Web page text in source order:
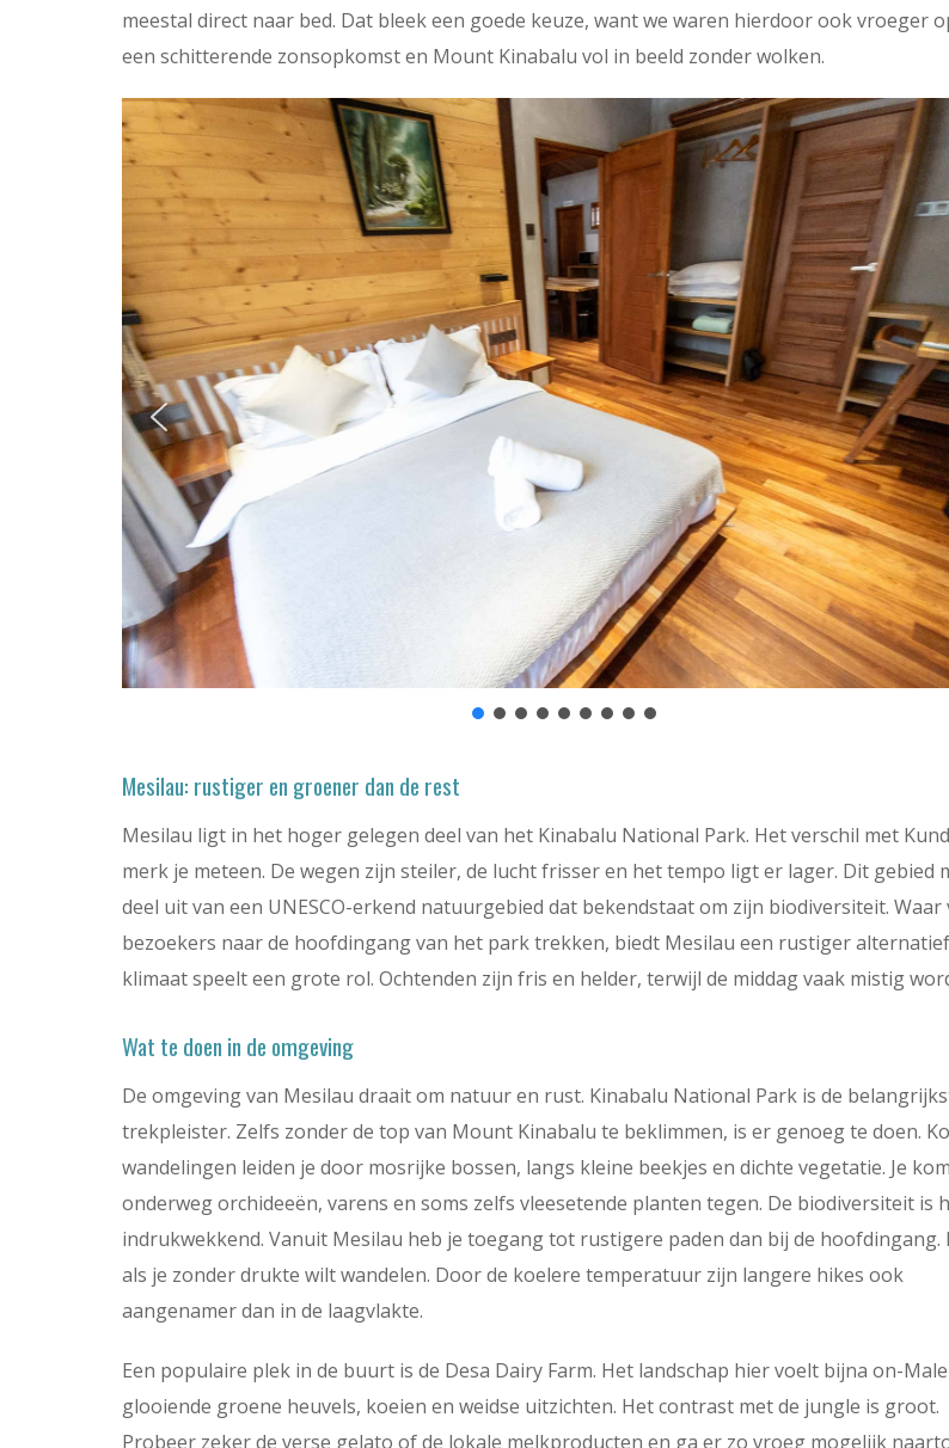
meestal direct naar bed. Dat bleek een goede keuze, want we waren hierdoor ook vroeger
een schitterende zonsopkomst en Mount Kinabalu vol in beeld zonder wolken.
Mesilau: rustiger en groener dan de rest
Mesilau ligt in het hoger gelegen deel van het Kinabalu National Park. Het verschil met
merk je meteen. De wegen zijn steiler, de lucht frisser en het tempo ligt er lager. Dit gebied
deel uit van een UNESCO-erkend natuurgebied dat bekendstaat om zijn biodiversiteit. Waar
bezoekers naar de hoofdingang van het park trekken, biedt Mesilau een rustiger
klimaat speelt een grote rol. Ochtenden zijn fris en helder, terwijl de middag vaak mistig
Wat te doen in de omgeving
De omgeving van Mesilau draait om natuur en rust. Kinabalu National Park is de
trekpleister. Zelfs zonder de top van Mount Kinabalu te beklimmen, is er genoeg te doen.
wandelingen leiden je door mosrijke bossen, langs kleine beekjes en dichte vegetatie. Je
onderweg orchideeën, varens en soms zelfs vleesetende planten tegen. De biodiversiteit is
indrukwekkend. Vanuit Mesilau heb je toegang tot rustigere paden dan bij de hoofdingang.
als je zonder drukte wilt wandelen. Door de koelere temperatuur zijn langere hikes ook
aangenamer dan in de laagvlakte.
Een populaire plek in de buurt is de Desa Dairy Farm. Het landschap hier voelt bijna on-
glooiende groene heuvels, koeien en weidse uitzichten. Het contrast met de jungle is groot.
Probeer zeker de verse gelato of de lokale melkproducten en ga er zo vroeg mogelijk